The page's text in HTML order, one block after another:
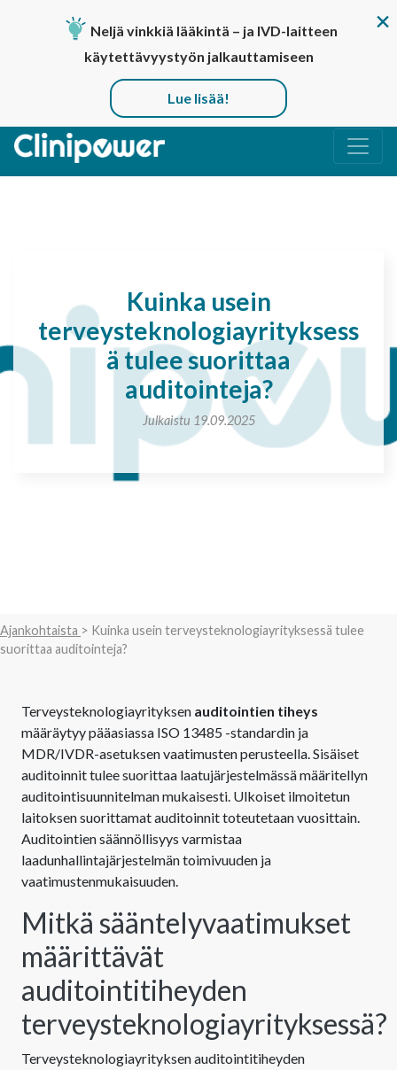
Päävalikko
Kuinka usein
terveysteknologiayrityksess
ä tulee suorittaa
auditointeja?
Julkaistu 19.09.2025
Ajankohtaista > Kuinka usein terveysteknologiayrityksessä tulee
suorittaa auditointeja?
Terveysteknologiayrityksen auditointien tiheys
määräytyy pääasiassa ISO 13485 -standardin ja
MDR/IVDR-asetuksen vaatimusten perusteella. Sisäiset
auditoinnit tulee suorittaa laatujärjestelmässä määritellyn
auditointisuunnitelman mukaisesti. Ulkoiset ilmoitetun
laitoksen suorittamat auditoinnit toteutetaan vuosittain.
Auditointien säännöllisyys varmistaa
laadunhallintajärjestelmän toimivuuden ja
vaatimustenmukaisuuden.
Mitkä sääntelyvaatimukset
määrittävät
auditointitiheyden
terveysteknologiayrityksessä?
Terveysteknologiayrityksen auditointitiheyden
Neljä vinkkiä lääkintä – ja IVD-laitteen
käytettävyystyön jalkauttamiseen
Lue lisää!